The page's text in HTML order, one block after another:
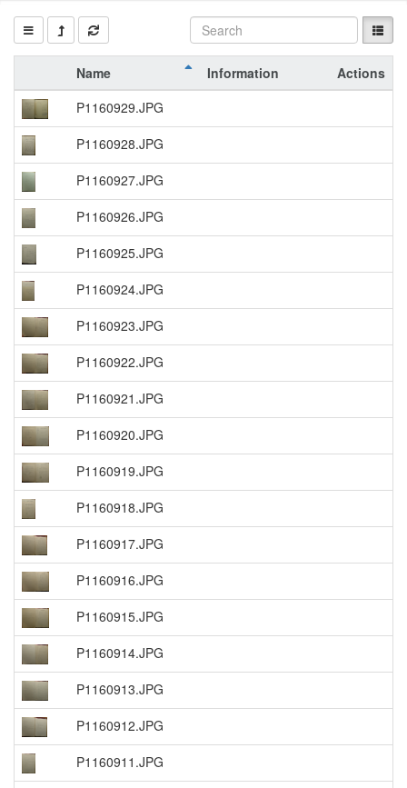
Name Information
Actions
P1160929.JPG
P1160928.JPG
P1160927.JPG
P1160926.JPG
P1160925.JPG
P1160924.JPG
P1160923.JPG
P1160922.JPG
P1160921.JPG
P1160920.JPG
P1160919.JPG
P1160918.JPG
P1160917.JPG
P1160916.JPG
P1160915.JPG
P1160914.JPG
P1160913.JPG
P1160912.JPG
P1160911.JPG